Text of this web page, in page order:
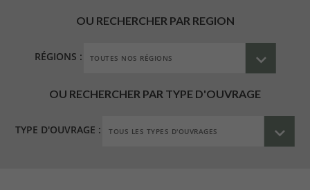
OU RECHERCHER PAR REGION
RÉGIONS :
OU RECHERCHER PAR TYPE D'OUVRAGE
TYPE D'OUVRAGE :